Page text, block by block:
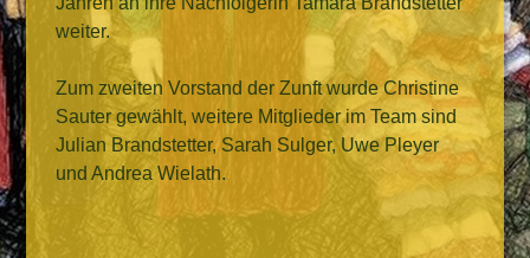
weiter.
Zum zweiten Vorstand der Zunft wurde Christine
Sauter gewählt, weitere Mitglieder im Team sind
Julian Brandstetter, Sarah Sulger, Uwe Pleyer
und Andrea Wielath.